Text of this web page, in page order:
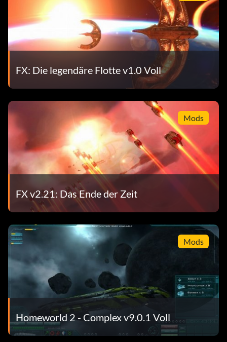
FX: Die legendäre Flotte v1.0 Voll
Mods
FX v2.21: Das Ende der Zeit
Mods
Homeworld 2 - Complex v9.0.1 Voll